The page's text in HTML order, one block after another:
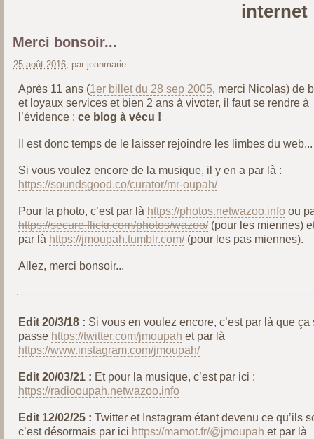
internet
Merci bonsoir...
25 août 2016, par jeanmarie
Après 11 ans (1er billet du 28 sep 2005, merci Nicolas) de
et loyaux services et bien 2 ans à vivoter, il faut se rendre à
l’évidence : ce blog à vécu !
Il est donc temps de le laisser rejoindre les limbes du web...
Si vous voulez encore de la musique, il y en a par là :
https://soundsgood.co/curator/mr-oupah/
Pour la photo, c’est par là https://photos.netwazoo.infoou
https://secure.flickr.com/photos/wazoo/(pour les miennes)
par làhttps://jmoupah.tumblr.com/(pour les pas miennes).
Allez, merci bonsoir...
Edit 20/3/18 : Si vous en voulez encore, c’est par là que ça
passe https://twitter.com/jmoupah et par là
https://www.instagram.com/jmoupah/
Edit 20/03/21 : Et pour la musique, c’est par ici :
https://radiooupah.netwazoo.info
Edit 12/02/25 : Twitter et Instagram étant devenu ce qu’ils
c’est désormais par ici https://mamot.fr/@jmoupah et par là